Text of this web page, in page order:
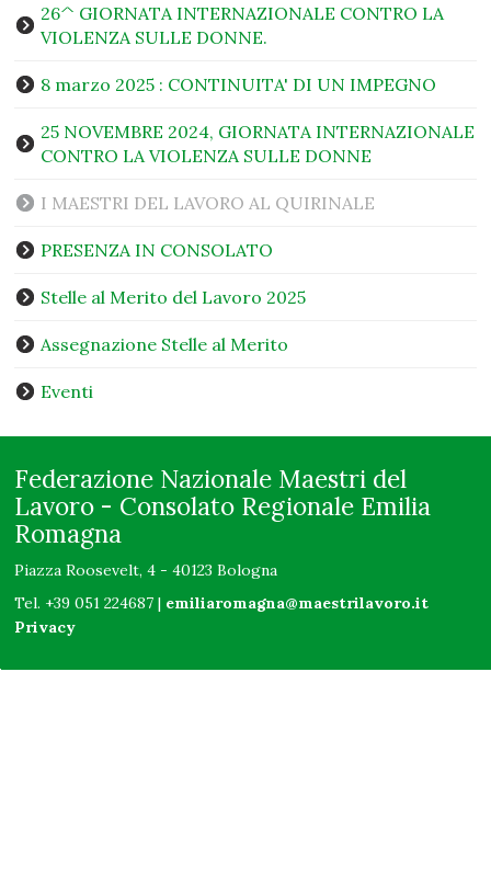
26^ GIORNATA INTERNAZIONALE CONTRO LA
VIOLENZA SULLE DONNE.
8 marzo 2025 : CONTINUITA' DI UN IMPEGNO
25 NOVEMBRE 2024, GIORNATA INTERNAZIONALE
CONTRO LA VIOLENZA SULLE DONNE
I MAESTRI DEL LAVORO AL QUIRINALE
PRESENZA IN CONSOLATO
Stelle al Merito del Lavoro 2025
Assegnazione Stelle al Merito
Eventi
Federazione Nazionale Maestri del
Lavoro - Consolato Regionale Emilia
Romagna
Piazza Roosevelt, 4 - 40123 Bologna
Tel. +39 051 224687 | emiliaromagna@maestrilavoro.it
Privacy